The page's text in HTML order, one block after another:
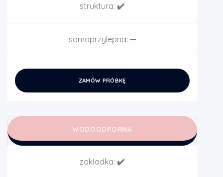
struktura: ✔️
samoprzylepna: ➖
ZAMÓW PRÓBKĘ
WODOODPORNA
zakładka: ✔️